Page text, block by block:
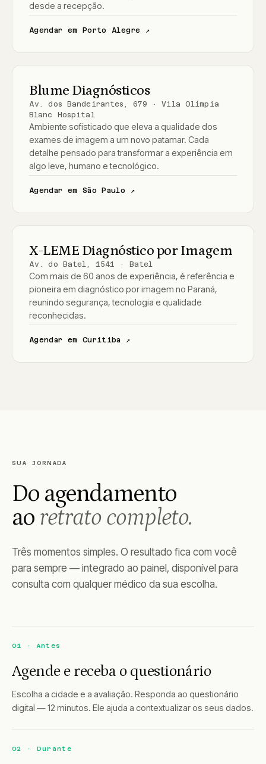
desde a recepção.
Agendar em Porto Alegre ↗
Blume Diagnósticos
Av. dos Bandeirantes, 679 · Vila Olímpia
Blanc Hospital
Ambiente sofisticado que eleva a qualidade dos
exames de imagem a um novo patamar. Cada
detalhe pensado para transformar a experiência em
algo leve, humano e tecnológico.
Agendar em São Paulo ↗
X-LEME Diagnóstico por Imagem
Av. do Batel, 1541 · Batel
Com mais de 60 anos de experiência, é referência e
pioneira em diagnóstico por imagem no Paraná,
reunindo segurança, tecnologia e qualidade
reconhecidas.
Agendar em Curitiba ↗
SUA JORNADA
Do agendamento
ao retrato completo.
Três momentos simples. O resultado fica com você
para sempre — integrado ao painel, disponível para
consulta com qualquer médico da sua escolha.
01 · Antes
Agende e receba o questionário
Escolha a cidade e a avaliação. Responda ao questionário
digital — 12 minutos. Ele ajuda a contextualizar os seus dados.
02 · Durante